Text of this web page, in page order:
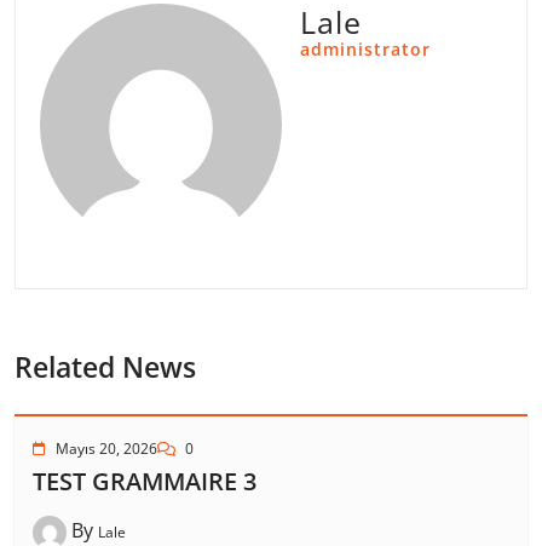
Lale
administrator
Related News
Mayıs 20, 2026 0
TEST GRAMMAIRE 3
By Lale